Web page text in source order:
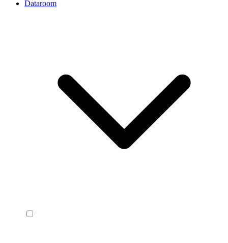
Dataroom